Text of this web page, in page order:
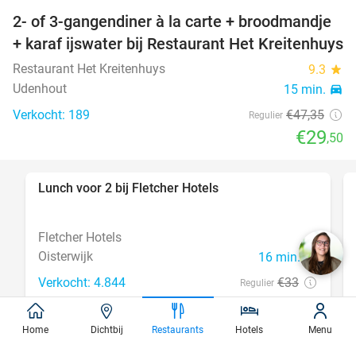
38%
2- of 3-gangendiner à la carte + broodmandje
+ karaf ijswater bij Restaurant Het Kreitenhuys
Restaurant Het Kreitenhuys 9.3 star
Udenhout 15 min. directions_car
Verkocht: 189 Regulier €47,35
€29,50
Lunch voor 2 bij Fletcher Hotels
Fletcher Hotels
Oisterwijk
16 min.directions_car
Verkocht: 4.844 Regulier €33
,90
Home Dichtbij Restaurants Hotels Menu